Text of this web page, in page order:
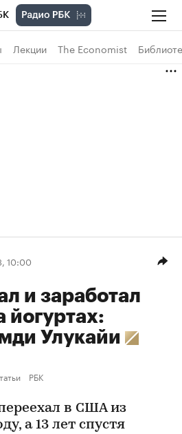
Лекции The Economist
10:00
и заработал
йогуртах:
Улукайи
РБК
в США из
а 13 лет спустя